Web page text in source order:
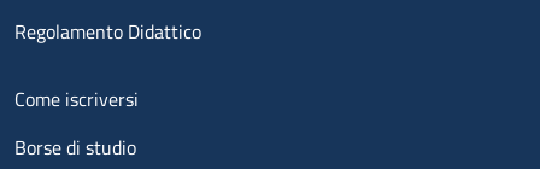
Regolamento Didattico
Menu footer 2
Come iscriversi
Borse di studio